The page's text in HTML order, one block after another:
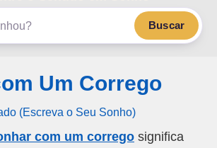
Buscar
Um Corrego
(Escreva o Seu Sonho)
com um corrego significa